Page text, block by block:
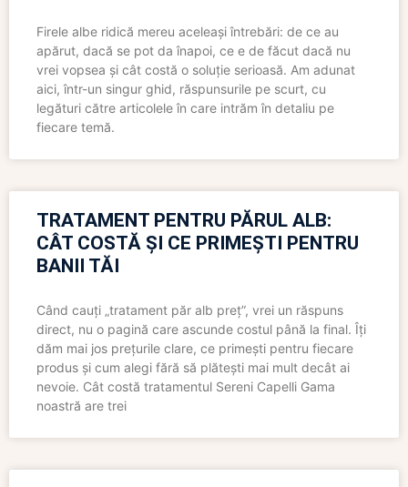
Firele albe ridică mereu aceleași întrebări: de ce au
apărut, dacă se pot da înapoi, ce e de făcut dacă nu
vrei vopsea și cât costă o soluție serioasă. Am adunat
aici, într-un singur ghid, răspunsurile pe scurt, cu
legături către articolele în care intrăm în detaliu pe
fiecare temă.
TRATAMENT PENTRU PĂRUL ALB:
CÂT COSTĂ ȘI CE PRIMEȘTI PENTRU
BANII TĂI
Când cauți „tratament păr alb preț”, vrei un răspuns
direct, nu o pagină care ascunde costul până la final. Îți
dăm mai jos prețurile clare, ce primești pentru fiecare
produs și cum alegi fără să plătești mai mult decât ai
nevoie. Cât costă tratamentul Sereni Capelli Gama
noastră are trei